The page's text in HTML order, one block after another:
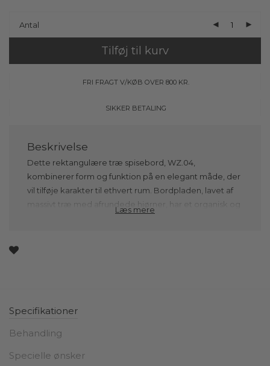
Antal
Tilføj til kurv
FRI FRAGT V/KØB OVER 800 KR.
SIKKER BETALING
Dette rektangulære træ spisebord, WZ.04,
kombinerer form og funktion på en elegant måde, der
vil tilføje karakter til ethvert rum. Bordpladen, lavet af
massivt træ med afrundede hjørner, har et organisk og
pulverlakerede stålrør, som tilfører en interessant
kontrast til det bløde træ. Det unikke design af stellet
skaber en balance mellem rå styrke og naturlig
Læs mere
Specifikationer
Behandling
Specielle ønsker